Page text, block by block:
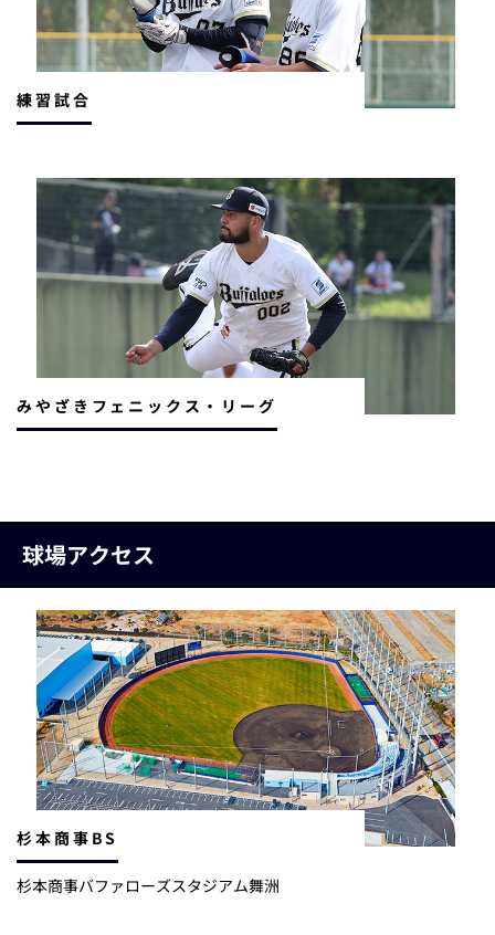
練習試合
みやざきフェニックス・リーグ
球場アクセス
杉本商事BS
杉本商事バファローズスタジアム舞洲